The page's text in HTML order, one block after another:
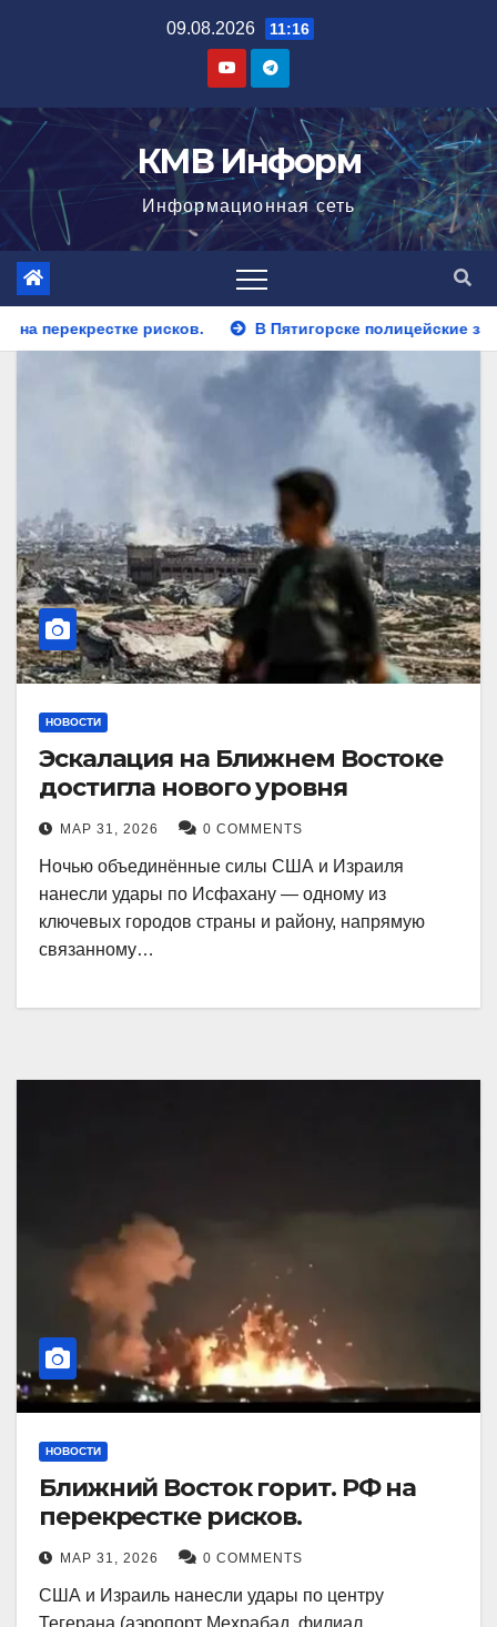
09.08.2026 11:16
КМВ Информ
Информационная сеть
В Пятигорске полицейские задержали закладчика,
НОВОСТИ
Эскалация на Ближнем Востоке
достигла нового уровня
МАР 31, 2026 0 COMMENTS
Ночью объединённые силы США и Израиля
нанесли удары по Исфахану — одному из
ключевых городов страны и району, напрямую
связанному…
НОВОСТИ
Ближний Восток горит. РФ на
перекрестке рисков.
МАР 31, 2026 0 COMMENTS
США и Израиль нанесли удары по центру
Тегерана (аэропорт Мехрабад, филиал